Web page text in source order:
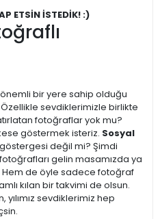
ETSİN İSTEDİK! :)
bir yere sahip olduğu
sevdiklerimizle birlikte
fotoğraflar yok mu?
göstermek isteriz. Sosyal
değil mi? Şimdi
gelin masamızda ya
Hem de öyle sadece fotoğraf
kılan bir takvimi de olsun.
yılımız sevdiklerimiz hep